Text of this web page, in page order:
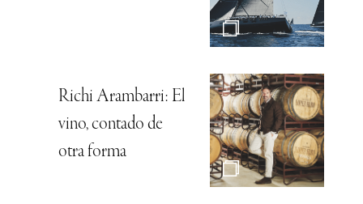
Richi Arambarri: El
vino, contado de
otra forma